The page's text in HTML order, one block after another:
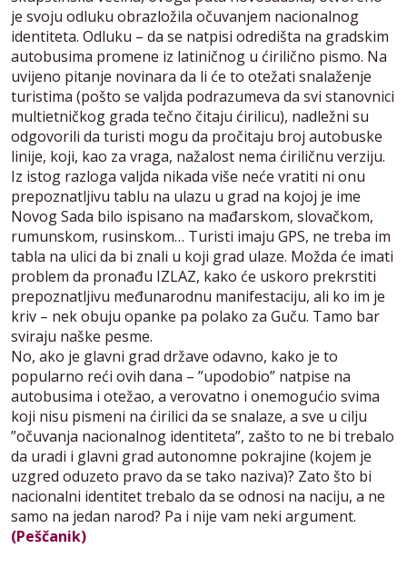
je svoju odluku obrazložila očuvanjem nacionalnog
identiteta. Odluku – da se natpisi odredišta na gradskim
autobusima promene iz latiničnog u ćirilično pismo. Na
uvijeno pitanje novinara da li će to otežati snalaženje
turistima (pošto se valjda podrazumeva da svi stanovnici
multietničkog grada tečno čitaju ćirilicu), nadležni su
odgovorili da turisti mogu da pročitaju broj autobuske
linije, koji, kao za vraga, nažalost nema ćiriličnu verziju.
Iz istog razloga valjda nikada više neće vratiti ni onu
prepoznatljivu tablu na ulazu u grad na kojoj je ime
Novog Sada bilo ispisano na mađarskom, slovačkom,
rumunskom, rusinskom… Turisti imaju GPS, ne treba im
tabla na ulici da bi znali u koji grad ulaze. Možda će imati
problem da pronađu IZLAZ, kako će uskoro prekrstiti
prepoznatljivu međunarodnu manifestaciju, ali ko im je
kriv – nek obuju opanke pa polako za Guču. Tamo bar
sviraju naške pesme.
No, ako je glavni grad države odavno, kako je to
popularno reći ovih dana – ”upodobio” natpise na
autobusima i otežao, a verovatno i onemogućio svima
koji nisu pismeni na ćirilici da se snalaze, a sve u cilju
”očuvanja nacionalnog identiteta”, zašto to ne bi trebalo
da uradi i glavni grad autonomne pokrajine (kojem je
uzgred oduzeto pravo da se tako naziva)? Zato što bi
nacionalni identitet trebalo da se odnosi na naciju, a ne
samo na jedan narod? Pa i nije vam neki argument.
(Peščanik)